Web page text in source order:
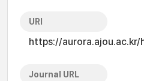
URI
https://
Journal URL